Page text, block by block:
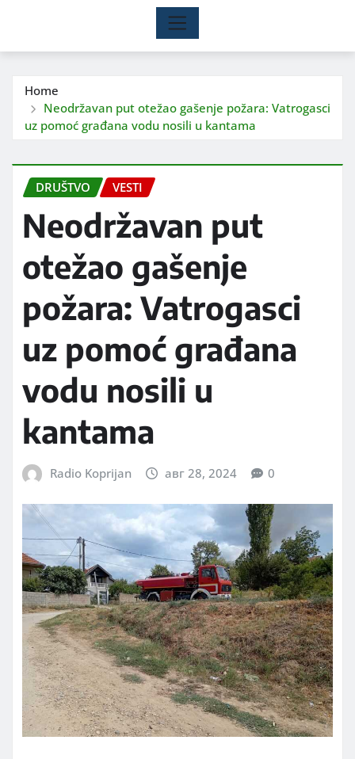
Home
Neodržavan put otežao gašenje požara: Vatrogasci
uz pomoć građana vodu nosili u kantama
DRUŠTVO VESTI
Neodržavan put
otežao gašenje
požara: Vatrogasci
uz pomoć građana
vodu nosili u
kantama
Radio Koprijan авг 28, 2024 0